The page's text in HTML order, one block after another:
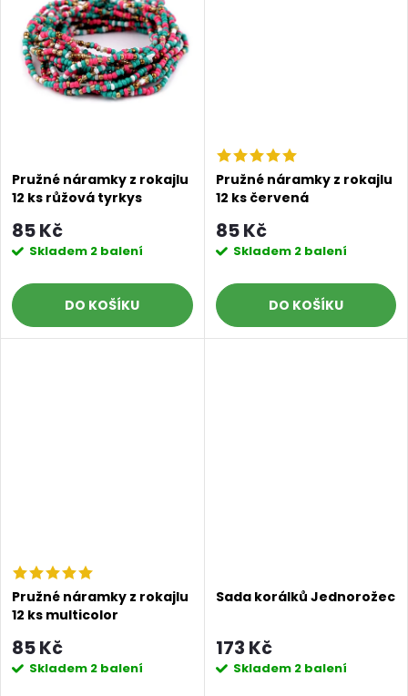
ů
t
ů
Pružné náramky z rokajlu
12 ks růžová tyrkys
85 Kč
Skladem 2 balení
DO KOŠÍKU
Pružné náramky z rokajlu
12 ks červená
85 Kč
Skladem 2 balení
DO KOŠÍKU
Pružné náramky z rokajlu
12 ks multicolor
85 Kč
Skladem 2 balení
Sada korálků Jednorožec
173 Kč
Skladem 2 balení